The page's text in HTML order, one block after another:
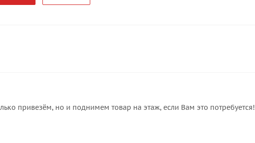
привезём, но и поднимем товар на этаж, если Вам это потребуется!